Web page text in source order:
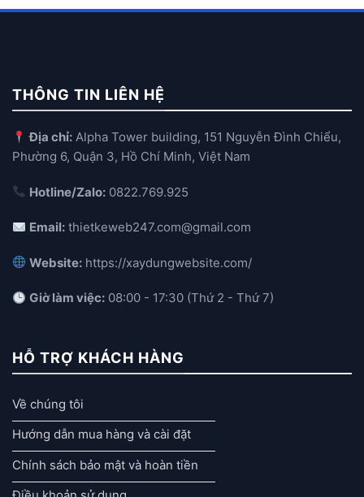
THÔNG TIN LIÊN HỆ
Địa chỉ: Alpha Tower building, 151 Nguyễn Đình Chiểu,
Phường 6, Quận 3, Hồ Chí Minh, Việt Nam
Hotline/Zalo: 0822.769.925
Email: thietkeweb247.com@gmail.com
Website: https://xaydungwebsite.com/
Giờ làm việc: 08:00 - 17:30 (Thứ 2 - Thứ 7)
HỖ TRỢ KHÁCH HÀNG
Về chúng tôi
Hướng dẫn mua hàng và cài đặt
Chính sách bảo mật và hoàn tiền